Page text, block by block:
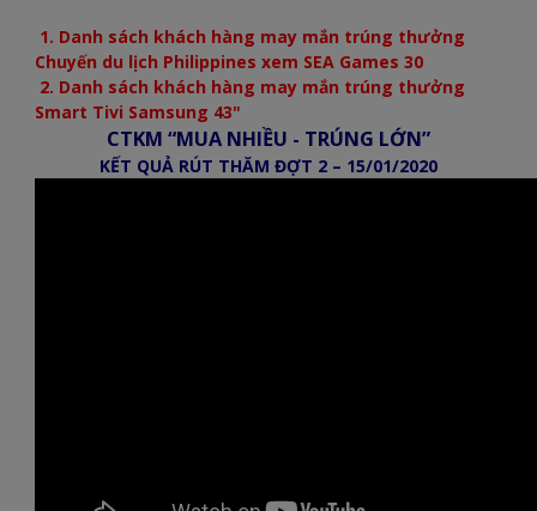
1. Danh sách khách hàng may mắn trúng thưởng
Chuyến du lịch Philippines xem SEA Games 30
2. Danh sách khách hàng may mắn trúng thưởng
Smart Tivi Samsung 43"
CTKM “MUA NHIỀU - TRÚNG LỚN”
KẾT QUẢ RÚT THĂM ĐỢT 2 – 15/01/2020